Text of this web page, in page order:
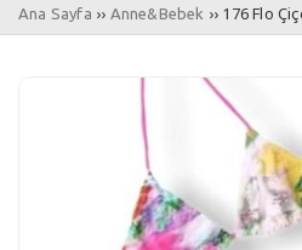
Ana Sayfa ›› Anne&Bebek ›› 176 Flo